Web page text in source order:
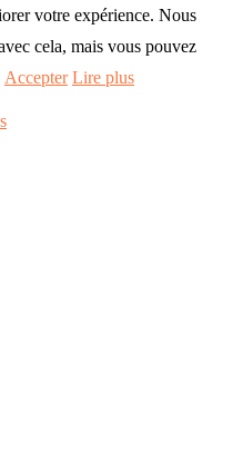
votre expérience. Nous
cela, mais vous pouvez
Accepter Lire plus